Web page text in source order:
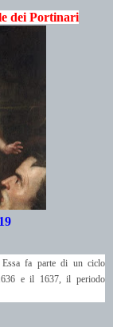
dei Portinari
fa parte di un ciclo
e il 1637, il periodo